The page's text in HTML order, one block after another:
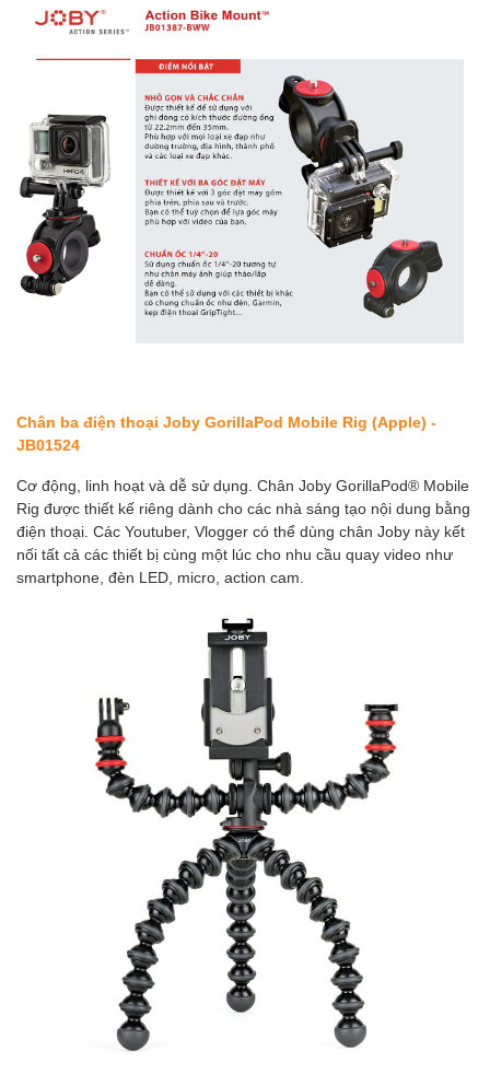
Chân ba điện thoại Joby GorillaPod Mobile Rig (Apple) -
JB01524
Cơ động, linh hoạt và dễ sử dụng. Chân Joby GorillaPod® Mobile
Rig được thiết kế riêng dành cho các nhà sáng tạo nội dung bằng
điện thoại. Các Youtuber, Vlogger có thể dùng chân Joby này kết
nối tất cả các thiết bị cùng một lúc cho nhu cầu quay video như
smartphone, đèn LED, micro, action cam.